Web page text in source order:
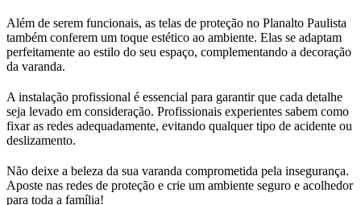
Além de serem funcionais, as telas de proteção no Planalto Paulista
também conferem um toque estético ao ambiente. Elas se adaptam
perfeitamente ao estilo do seu espaço, complementando a decoração
da varanda.
A instalação profissional é essencial para garantir que cada detalhe
seja levado em consideração. Profissionais experientes sabem como
fixar as redes adequadamente, evitando qualquer tipo de acidente ou
deslizamento.
Não deixe a beleza da sua varanda comprometida pela insegurança.
Aposte nas redes de proteção e crie um ambiente seguro e acolhedor
para toda a família!